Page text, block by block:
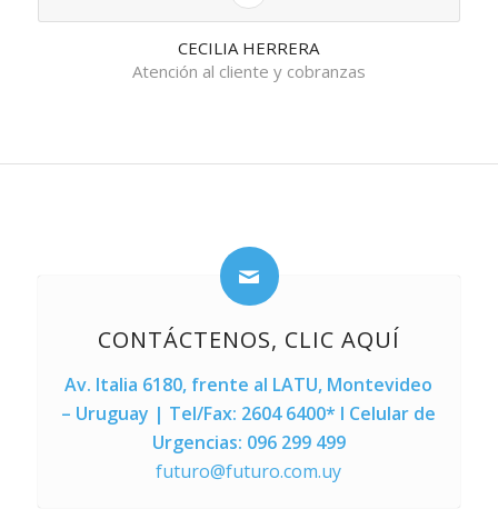
CECILIA HERRERA
Atención al cliente y cobranzas
CONTÁCTENOS, CLIC AQUÍ
Av. Italia 6180, frente al LATU, Montevideo
– Uruguay | Tel/Fax: 2604 6400* l Celular de
Urgencias: 096 299 499
futuro@futuro.com.uy